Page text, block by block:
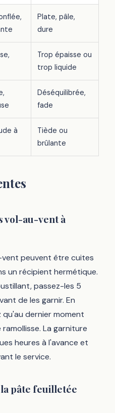
Plate, pâle,
dure
Trop épaisse ou
trop liquide
Déséquilibrée,
fade
à
Tiède ou
brûlante
vol-au-vent à
peuvent être cuites
un récipient hermétique.
passez-les 5
de les garnir. En
qu'au dernier moment
La garniture
heures à l'avance et
le service.
pâte feuilletée